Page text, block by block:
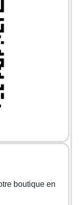
boutique en